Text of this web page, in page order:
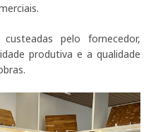
pelo fornecedor,
produtiva e a qualidade